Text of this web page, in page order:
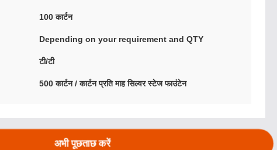
100 कार्टन
Depending on your requirement and QTY
टी/टी
500 कार्टन / कार्टन प्रति माह सिल्वर स्टेज फाउंटेन
अभी पूछताछ करें